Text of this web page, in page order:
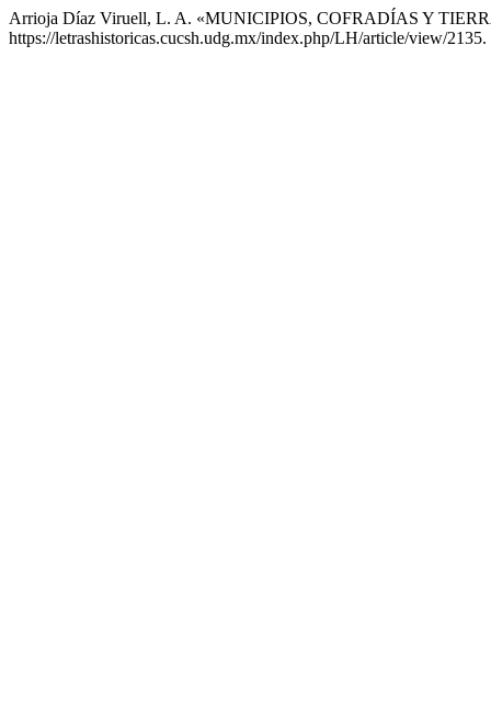
Arrioja Díaz Viruell, L. A. «MUNICIPIOS, COFRADÍAS Y
https://letrashistoricas.cucsh.udg.mx/index.php/LH/article/view/2135.